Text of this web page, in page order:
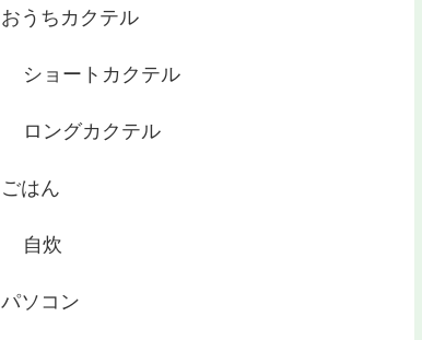
おうちカクテル
ショートカクテル
ロングカクテル
ごはん
自炊
パソコン